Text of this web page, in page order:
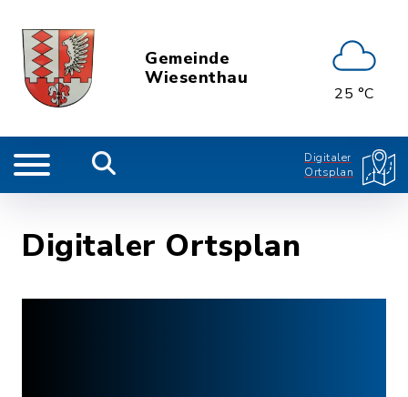
Gemeinde
Wiesenthau
25 °C
Digitaler
Ortsplan
Digitaler Ortsplan